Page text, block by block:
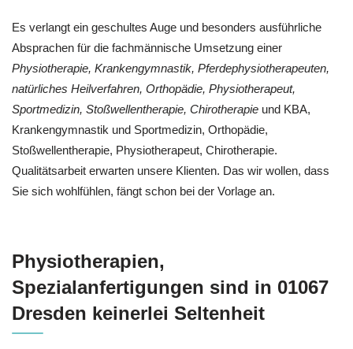
Es verlangt ein geschultes Auge und besonders ausführliche
Absprachen für die fachmännische Umsetzung einer
Physiotherapie, Krankengymnastik, Pferdephysiotherapeuten,
natürliches Heilverfahren, Orthopädie, Physiotherapeut,
Sportmedizin, Stoßwellentherapie, Chirotherapie und KBA,
Krankengymnastik und Sportmedizin, Orthopädie,
Stoßwellentherapie, Physiotherapeut, Chirotherapie.
Qualitätsarbeit erwarten unsere Klienten. Das wir wollen, dass
Sie sich wohlfühlen, fängt schon bei der Vorlage an.
Physiotherapien,
Spezialanfertigungen sind in 01067
Dresden keinerlei Seltenheit